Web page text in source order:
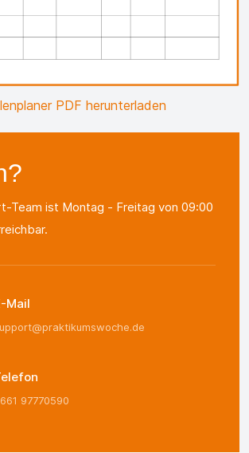
PDF herunterladen
Team ist Montag - Freitag von 09:00
Mail
97770590